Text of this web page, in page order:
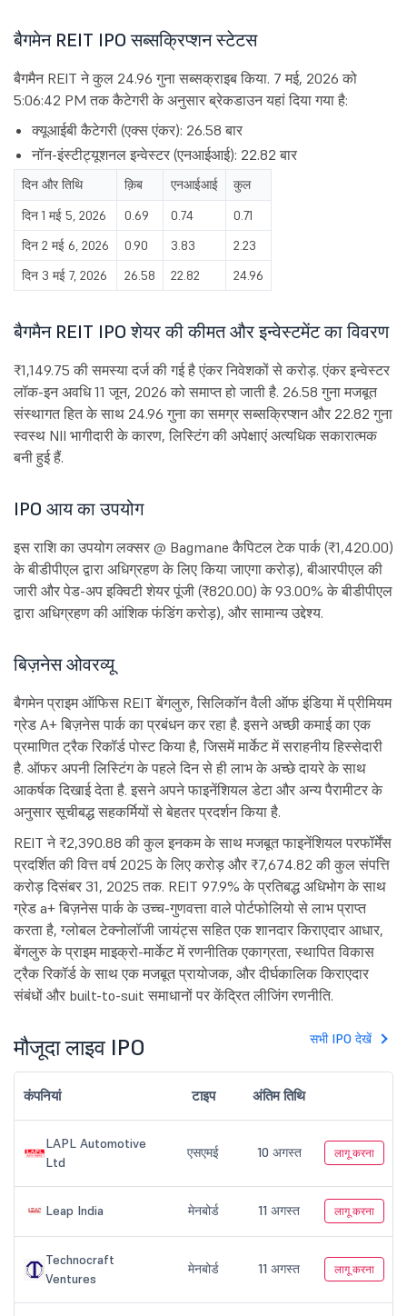
बैगमेन REIT IPO सब्सक्रिप्शन स्टेटस
बैगमैन REIT ने कुल 24.96 गुना सब्सक्राइब किया. 7 मई, 2026 को
5:06:42 PM तक कैटेगरी के अनुसार ब्रेकडाउन यहां दिया गया है:
क्यूआईबी कैटेगरी (एक्स एंकर): 26.58 बार
नॉन-इंस्टीट्यूशनल इन्वेस्टर (एनआईआई): 22.82 बार
दिन और तिथि क़िब एनआईआई
कुल
दिन 1 मई 5, 2026
0.69 0.74
0.71
दिन 2 मई 6, 2026
0.90 3.83
2.23
दिन 3 मई 7, 2026
26.58 22.82 24.96
बैगमैन REIT IPO शेयर की कीमत और इन्वेस्टमेंट का विवरण
₹1,149.75 की समस्या दर्ज की गई है एंकर निवेशकों से करोड़. एंकर इन्वेस्टर
लॉक-इन अवधि 11 जून, 2026 को समाप्त हो जाती है. 26.58 गुना मजबूत
संस्थागत हित के साथ 24.96 गुना का समग्र सब्सक्रिप्शन और 22.82 गुना
स्वस्थ NII भागीदारी के कारण, लिस्टिंग की अपेक्षाएं अत्यधिक सकारात्मक
बनी हुई हैं.
IPO आय का उपयोग
इस राशि का उपयोग लक्सर @ Bagmane कैपिटल टेक पार्क (₹1,420.00)
के बीडीपीएल द्वारा अधिग्रहण के लिए किया जाएगा करोड़), बीआरपीएल की
जारी और पेड-अप इक्विटी शेयर पूंजी (₹820.00) के 93.00% के बीडीपीएल
द्वारा अधिग्रहण की आंशिक फंडिंग करोड़), और सामान्य उद्देश्य.
बिज़नेस ओवरव्यू
बैगमेन प्राइम ऑफिस REIT बेंगलुरु, सिलिकॉन वैली ऑफ इंडिया में प्रीमियम
ग्रेड A+ बिज़नेस पार्क का प्रबंधन कर रहा है. इसने अच्छी कमाई का एक
प्रमाणित ट्रैक रिकॉर्ड पोस्ट किया है, जिसमें मार्केट में सराहनीय हिस्सेदारी
है. ऑफर अपनी लिस्टिंग के पहले दिन से ही लाभ के अच्छे दायरे के साथ
आकर्षक दिखाई देता है. इसने अपने फाइनेंशियल डेटा और अन्य पैरामीटर के
अनुसार सूचीबद्ध सहकर्मियों से बेहतर प्रदर्शन किया है.
REIT ने ₹2,390.88 की कुल इनकम के साथ मजबूत फाइनेंशियल परफॉर्मेंस
प्रदर्शित की वित्त वर्ष 2025 के लिए करोड़ और ₹7,674.82 की कुल संपत्ति
करोड़ दिसंबर 31, 2025 तक. REIT 97.9% के प्रतिबद्ध अधिभोग के साथ
ग्रेड a+ बिज़नेस पार्क के उच्च-गुणवत्ता वाले पोर्टफोलियो से लाभ प्राप्त
करता है, ग्लोबल टेक्नोलॉजी जायंट्स सहित एक शानदार किराएदार आधार,
बेंगलुरु के प्राइम माइक्रो-मार्केट में रणनीतिक एकाग्रता, स्थापित विकास
ट्रैक रिकॉर्ड के साथ एक मजबूत प्रायोजक, और दीर्घकालिक किराएदार
संबंधों और built-to-suit समाधानों पर केंद्रित लीजिंग रणनीति.